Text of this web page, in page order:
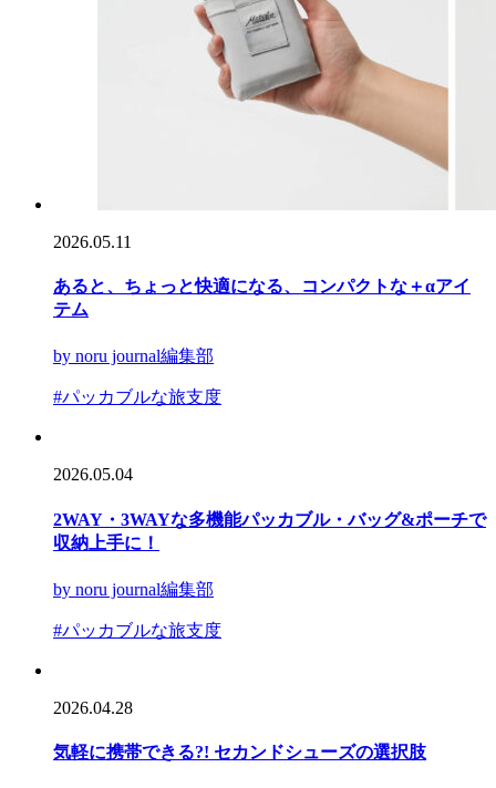
2026.05.11
あると、ちょっと快適になる、コンパクトな＋αアイ
テム
by noru journal編集部
#パッカブルな旅支度
2026.05.04
2WAY・3WAYな多機能パッカブル・バッグ&ポーチで
収納上手に！
by noru journal編集部
#パッカブルな旅支度
2026.04.28
気軽に携帯できる?! セカンドシューズの選択肢